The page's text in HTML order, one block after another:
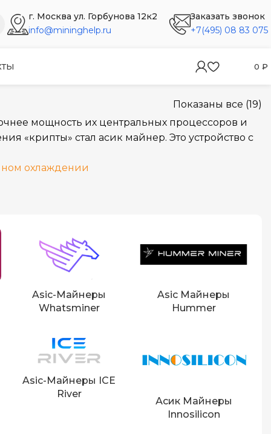
г. Москва ул. Горбунова 12к2
info@mininghelp.ru
Заказать звонок
+7(495) 08 83 075
0 ₽
Показаны все (19)
мощность их центральных процессоров и
«крипты» стал асик майнер. Это устройство с
охлаждении
Asic-Майнеры
Whatsminer
Asic Майнеры
Hummer
Asic-Майнеры ICE
River
Асик Майнеры
Innosilicon